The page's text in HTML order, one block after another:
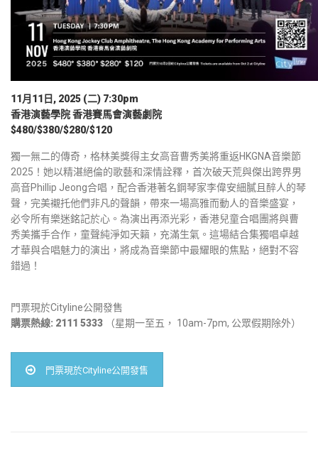
11月11日, 2025 (二) 7:30pm
香港演藝學院 香港賽馬會演藝劇院
$480/$380/$280/$120
獨一無二的傳奇，格林美獎得主女高音曹秀美將重返HKGNA音樂節
2025！她以精湛絕倫的歌藝和深情詮釋，首次破天荒與傑出跨界男
高音Phillip Jeong合唱，配合香港著名鋼琴家李偉安細膩且醉人的琴
聲，完美襯托他們非凡的聲韻，帶來一場高雅而動人的音樂盛宴，
必令所有樂迷銘記於心。為演出再添光彩，香港兒童合唱團將與曹
秀美攜手合作，童聲純淨如天籟，充滿生氣。這場結合集獨唱卓越
才華與合唱魅力的演出，將成為音樂節中最耀眼的焦點，絕對不容
錯過！
門票現於Cityline公開發售
購票熱線: 2111 5333 （星期一至五， 10am-7pm, 公眾假期除外）
門票現於Cityline公開發售